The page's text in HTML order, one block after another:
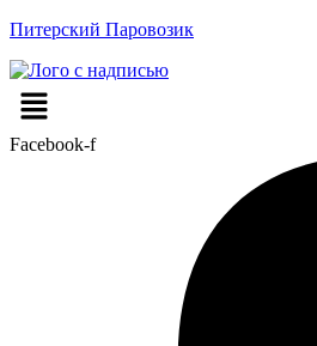
Питерский Паровозик
Меню
Facebook-f